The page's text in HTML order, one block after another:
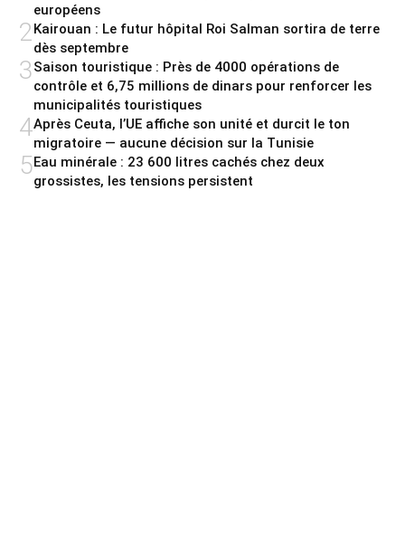
européens
2 Kairouan : Le futur hôpital Roi Salman sortira de terre
dès septembre
3Saison touristique : Près de 4000 opérations de
contrôle et 6,75 millions de dinars pour renforcer les
municipalités touristiques
4Après Ceuta, l’UE affiche son unité et durcit le ton
migratoire — aucune décision sur la Tunisie
5Eau minérale : 23 600 litres cachés chez deux
grossistes, les tensions persistent